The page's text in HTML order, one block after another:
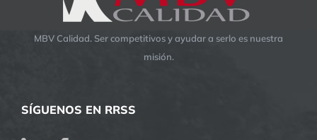
MBV Calidad. Ser competitivos y ayudar a serlo es nuestra
misión.
SÍGUENOS EN RRSS